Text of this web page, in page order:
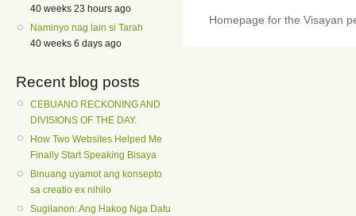
40 weeks 23 hours ago
Naminyo nag lain si Tarah
40 weeks 6 days ago
Recent blog posts
CEBUANO RECKONING AND
DIVISIONS OF THE DAY.
How Two Websites Helped Me
Finally Start Speaking Bisaya
Binuang uyamot ang konsepto
sa creatio ex nihilo
Sugilanon: Ang Hakog Nga Datu
Homepage for the Visayan